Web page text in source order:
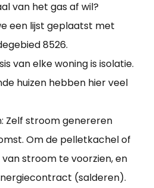
van het gas af wil?
een lijst geplaatst met
8526.
van elke woning is isolatie.
huizen hebben hier veel
Zelf stroom genereren
Om de pelletkachel of
stroom te voorzien, en
(salderen).